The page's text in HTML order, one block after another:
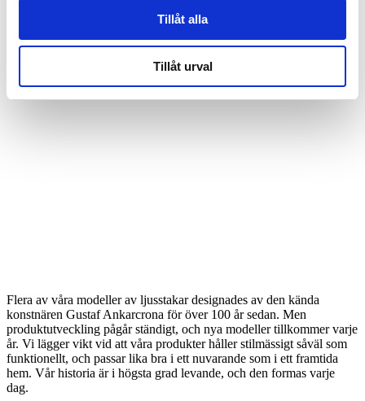
Tillåt alla
Tillåt urval
Flera av våra modeller av ljusstakar designades av den kända
konstnären Gustaf Ankarcrona för över 100 år sedan. Men
produktutveckling pågår ständigt, och nya modeller tillkommer varje
år. Vi lägger vikt vid att våra produkter håller stilmässigt såväl som
funktionellt, och passar lika bra i ett nuvarande som i ett framtida
hem. Vår historia är i högsta grad levande, och den formas varje
dag.